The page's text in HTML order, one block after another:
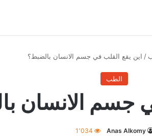
/ اين يقع القلب في جسم الانسان بالضبط؟
الطب
جسم الانسان
Anas Alkomy 1٬034